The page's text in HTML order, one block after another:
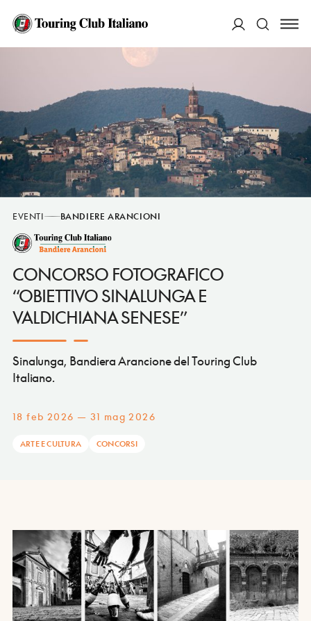
EVENTI BANDIERE ARANCIONI
CONCORSO FOTOGRAFICO
“OBIETTIVO SINALUNGA E
VALDICHIANA SENESE”
Sinalunga, Bandiera Arancione del Touring Club
Italiano.
18 feb 2026 — 31 mag 2026
ARTE E CULTURA CONCORSI